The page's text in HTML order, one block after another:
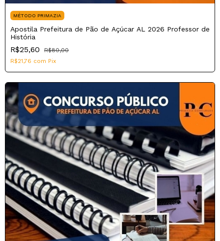
MÉTODO PRIMAZIA
Apostila Prefeitura de Pão de Açúcar AL 2026 Professor de
História
R$25,60
R$80,00
R$21,76 com Pix